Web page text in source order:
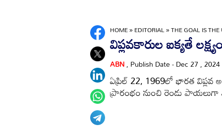
HOME»EDITORIAL»THE GOAL IS
విప్లవకారుల ఐక్యతే
ABN, Publish Date - Dec 27 ,
ఏప్రిల్‌ 22, 1969లో భారత విప్లవ
ప్రారంభం నుంచి రెండు